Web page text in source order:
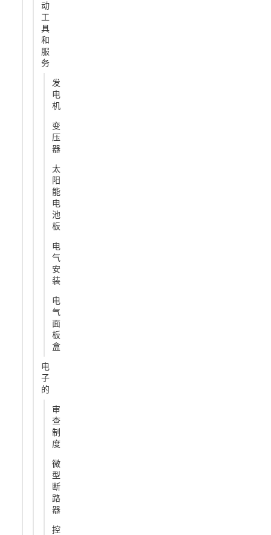
动
工
具
和
服
务
发
电
机
变
压
器
太
阳
能
电
池
板
电
气
安
装
电
气
面
板
盒
电
子
的
审
查
制
度
微
型
断
路
器
控